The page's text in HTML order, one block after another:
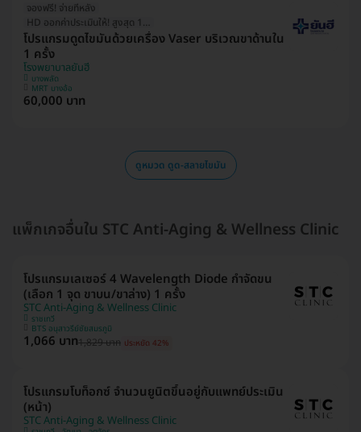
จองฟรี! จ่ายทีหลัง
HD ออกค่าประเมินให้! สูงสุด 1500 บ.
โปรแกรมดูดไขมันด้วยเครื่อง Vaser บริเวณขาด้านใน
1 ครั้ง
โรงพยาบาลยันฮี
บางพลัด
MRT บางอ้อ
60,000 บาท
ดูหมวด ดูด-สลายไขมัน
แพ็กเกจอื่นใน STC Anti-Aging & Wellness Clinic
โปรแกรมเลเซอร์ 4 Wavelength Diode กำจัดขน
(เลือก 1 จุด ขาบน/ขาล่าง) 1 ครั้ง
STC Anti-Aging & Wellness Clinic
ราชเทวี
BTS อนุสาวรีย์ชัยสมรภูมิ
1,066 บาท1,829 บาท ประหยัด 42%
โปรแกรมโบท็อกซ์ จำนวนยูนิตขึ้นอยู่กับแพทย์ประเมิน
(หน้า)
STC Anti-Aging & Wellness Clinic